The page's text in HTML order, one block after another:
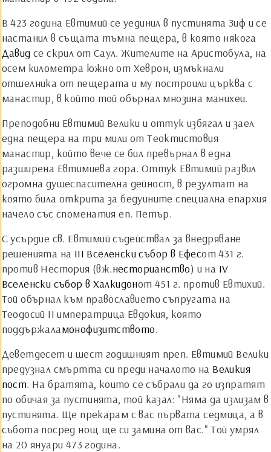
В 423 година Евтимий се уединил в пустинята Зиф и се
настанил в същата тъмна пещера, в която някога
Давид се скрил от Саул. Жителите на Аристобула, на
осем километра южно от Хеврон, измъкнали
отшелника от пещерата и му построили църква с
манастир, в който той обърнал мнозина манихеи.
Преподобни Евтимий Велики и оттук избягал и заел
една пещера на три мили от Теоктистовия
манастир, който вече се бил превърнал в една
разширена Евтимиева гора. Оттук Евтимий развил
огромна душеспасителна дейност, в резултат на
която била открита за бедуините специална епархия
начело със споменатия еп. Петър.
С усърдие св. Евтимий съдействал за внедряване
решенията на ІІІ Вселенски събор в Ефесот 431 г.
против Нестория (вж.несторианство) и на ІV
Вселенски събор в Халкидонот 451 г. против Евтихий.
Той обърнал към православието съпругата на
Теодосий ІІ императрица Евдокия, която
поддържаламонофизитството.
Деветдесет и шест годишният преп. Евтимий Велики
предузнал смъртта си преди началото на Великия
пост. На братята, които се събрали да го изпратят
по обичая за пустинята, той казал: "Няма да излизам в
пустинята. Ще прекарам с вас първата седмица, а в
събота посред нощ ще си замина от вас." Той умрял
на 20 януари 473 година.